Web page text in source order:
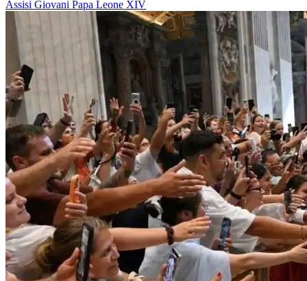
Assisi Giovani Papa Leone XIV